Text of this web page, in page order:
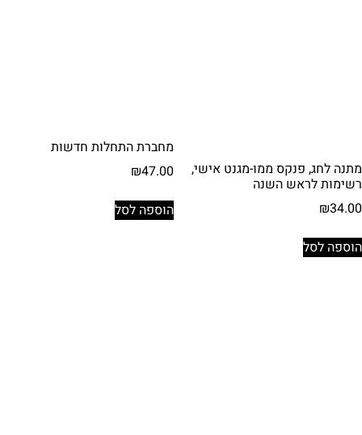
מתנה לחג, פנקס ממו-מגנט אישי,
רשימות לראש השנה
₪34.00
הוספה לסל
מחברת התחלות חדשות
₪47.00
הוספה לסל